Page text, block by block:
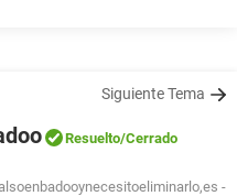
Siguiente Tema
Resuelto/Cerrado
-